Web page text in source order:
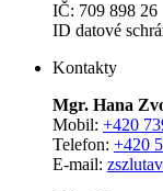
IČ: 709 898 26
ID datové
Kontakty
Mgr. Hana
Mobil: +420
Telefon: +420
E-mail: